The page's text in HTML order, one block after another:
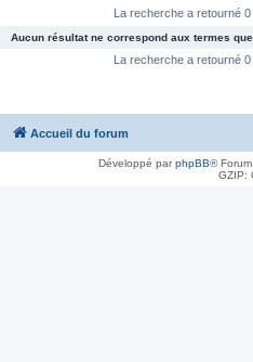
La recherche a retourné 0
Aucun résultat ne correspond aux termes
La recherche a retourné 0
Accueil du forum
Développé parphpBB®
GZIP: